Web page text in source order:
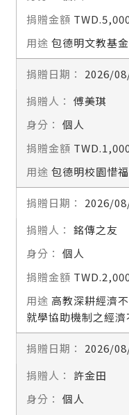
包德明文教基
2026/
傅美琪
個人
包德明校園惜
2026/
銘傳之友
個人
高教深耕經濟
就學協助機制之經
2026/
許金田
個人